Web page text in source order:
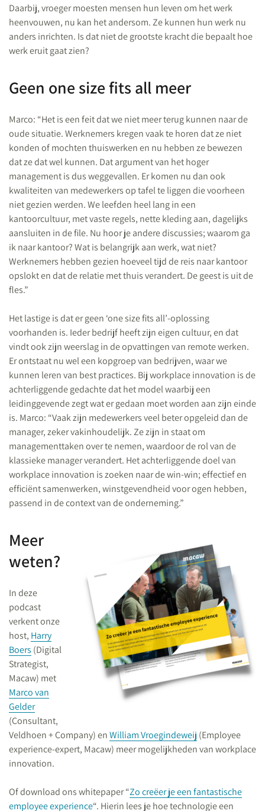
Daarbij, vroeger moesten mensen hun leven om het werk
heenvouwen, nu kan het andersom. Ze kunnen hun werk nu
anders inrichten. Is dat niet de grootste kracht die bepaalt hoe
werk eruit gaat zien?
Geen one size fits all meer
Marco: “Het is een feit dat we niet meer terug kunnen naar de
oude situatie. Werknemers kregen vaak te horen dat ze niet
konden of mochten thuiswerken en nu hebben ze bewezen
dat ze dat wel kunnen. Dat argument van het hoger
management is dus weggevallen. Er komen nu dan ook
kwaliteiten van medewerkers op tafel te liggen die voorheen
niet gezien werden. We leefden heel lang in een
kantoorcultuur, met vaste regels, nette kleding aan, dagelijks
aansluiten in de file. Nu hoor je andere discussies; waarom ga
ik naar kantoor? Wat is belangrijk aan werk, wat niet?
Werknemers hebben gezien hoeveel tijd de reis naar kantoor
opslokt en dat de relatie met thuis verandert. De geest is uit de
fles.”
Het lastige is dat er geen ‘one size fits all’-oplossing
voorhanden is. Ieder bedrijf heeft zijn eigen cultuur, en dat
vindt ook zijn weerslag in de opvattingen van remote werken.
Er ontstaat nu wel een kopgroep van bedrijven, waar we
kunnen leren van best practices. Bij workplace innovation is de
achterliggende gedachte dat het model waarbij een
leidinggevende zegt wat er gedaan moet worden aan zijn einde
is. Marco: “Vaak zijn medewerkers veel beter opgeleid dan de
manager, zeker vakinhoudelijk. Ze zijn in staat om
managementtaken over te nemen, waardoor de rol van de
klassieke manager verandert. Het achterliggende doel van
workplace innovation is zoeken naar de win-win; effectief en
efficiënt samenwerken, winstgevendheid voor ogen hebben,
passend in de context van de onderneming.”
Meer
weten?
In deze
podcast
verkent onze
host, Harry
Boers (Digital
Strategist,
Macaw) met
Marco van
Gelder
(Consultant,
Veldhoen + Company) enWilliam Vroegindeweij (Employee
experience-expert, Macaw) meer mogelijkheden van workplace
innovation.
Of download ons whitepaper “Zo creëer je een fantastische
employee experience“. Hierin lees je hoe technologie een